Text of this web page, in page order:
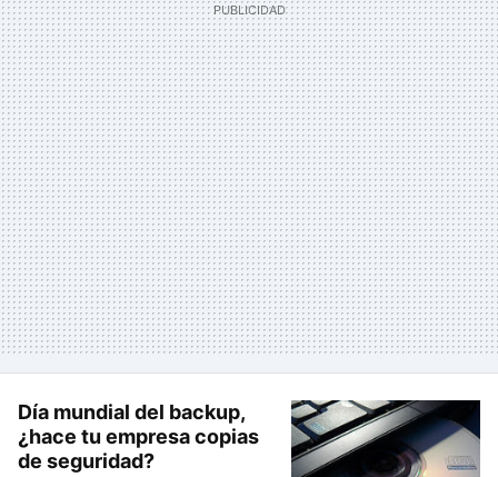
Día mundial del backup,
¿hace tu empresa copias
de seguridad?